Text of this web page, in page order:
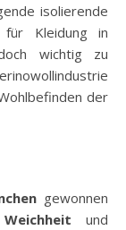
isolierende
für Kleidung in
wichtig zu
der
gewonnen
Weichheit und